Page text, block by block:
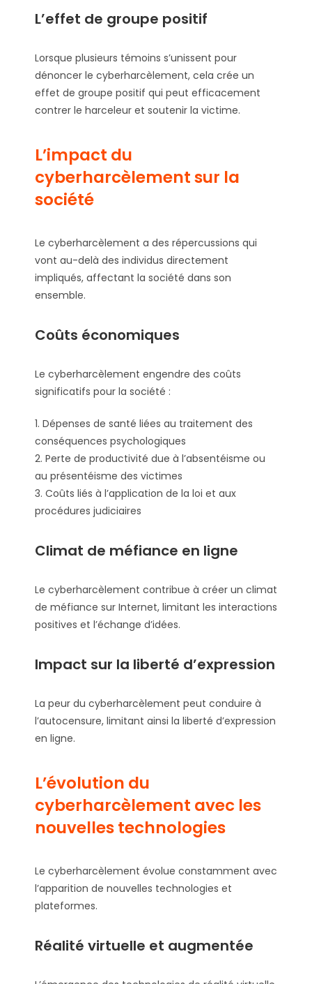
L’effet de groupe positif
Lorsque plusieurs témoins s’unissent pour
dénoncer le cyberharcèlement, cela crée un
effet de groupe positif qui peut efficacement
contrer le harceleur et soutenir la victime.
L’impact du
cyberharcèlement sur la
société
Le cyberharcèlement a des répercussions qui
vont au-delà des individus directement
impliqués, affectant la société dans son
ensemble.
Coûts économiques
Le cyberharcèlement engendre des coûts
significatifs pour la société :
1. Dépenses de santé liées au traitement des
conséquences psychologiques
2. Perte de productivité due à l’absentéisme ou
au présentéisme des victimes
3. Coûts liés à l’application de la loi et aux
procédures judiciaires
Climat de méfiance en ligne
Le cyberharcèlement contribue à créer un climat
de méfiance sur Internet, limitant les interactions
positives et l’échange d’idées.
Impact sur la liberté d’expression
La peur du cyberharcèlement peut conduire à
l’autocensure, limitant ainsi la liberté d’expression
en ligne.
L’évolution du
cyberharcèlement avec les
nouvelles technologies
Le cyberharcèlement évolue constamment avec
l’apparition de nouvelles technologies et
plateformes.
Réalité virtuelle et augmentée